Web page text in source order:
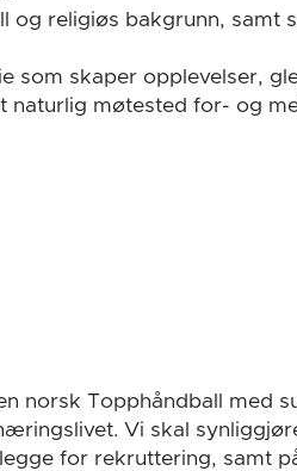
og religiøs bakgrunn, samt
som skaper opplevelser,
naturlig møtested for- og
norsk Topphåndball med
Vi skal
for rekruttering, samt